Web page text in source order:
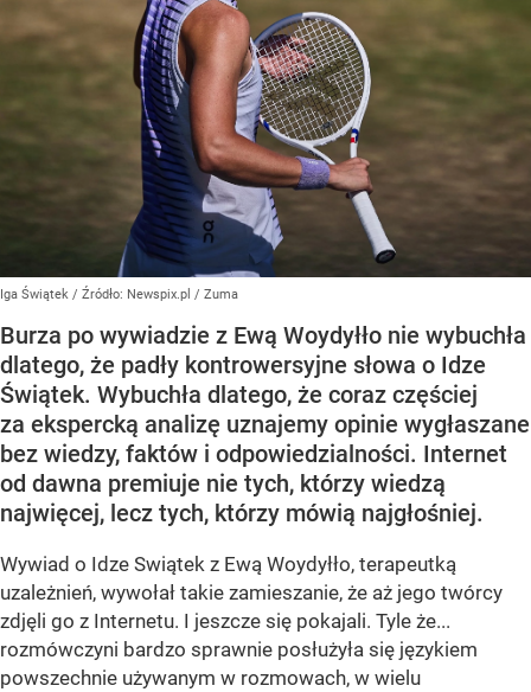
Iga Świątek / Źródło: Newspix.pl / Zuma
Burza po wywiadzie z Ewą Woydyłło nie wybuchła
dlatego, że padły kontrowersyjne słowa o Idze
Świątek. Wybuchła dlatego, że coraz częściej
za ekspercką analizę uznajemy opinie wygłaszane
bez wiedzy, faktów i odpowiedzialności. Internet
od dawna premiuje nie tych, którzy wiedzą
najwięcej, lecz tych, którzy mówią najgłośniej.
Wywiad o Idze Swiątek z Ewą Woydyłło, terapeutką
uzależnień, wywołał takie zamieszanie, że aż jego twórcy
zdjęli go z Internetu. I jeszcze się pokajali. Tyle że...
rozmówczyni bardzo sprawnie posłużyła się językiem
powszechnie używanym w rozmowach, w wielu